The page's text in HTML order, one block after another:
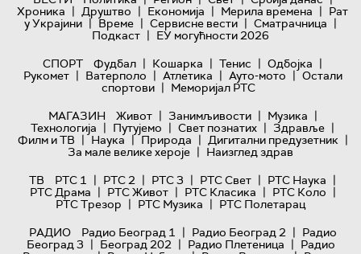
Хроника | Друштво | Економија | Мерила времена | Рат
у Украјини | Време | Сервисне вести | Сматрачница |
Подкаст | ЕУ могућности 2026
СПОРТ
Фудбал | Кошарка | Тенис | Одбојка |
Рукомет | Ватерполо | Атлетика | Ауто-мото | Остали
спортови | Меморијал РТС
МАГАЗИН
Живот | Занимљивости | Музика |
Технологијa | Путујемо | Свет познатих | Здравље |
Филм и ТВ | Наука | Природа | Дигитални предузетник |
За мале велике хероје | Наизглед здрав
ТВ
РТС 1 | РТС 2 | РТС 3 | РТС Свет | РТС Наука |
РТС Драма | РТС Живот | РТС Класика | РТС Коло |
РТС Трезор | РТС Музика | РТС Полетарац
РАДИО
Радио Београд 1 | Радио Београд 2 | Радио
Београд 3 | Београд 202 | Радио Плетеница | Радио